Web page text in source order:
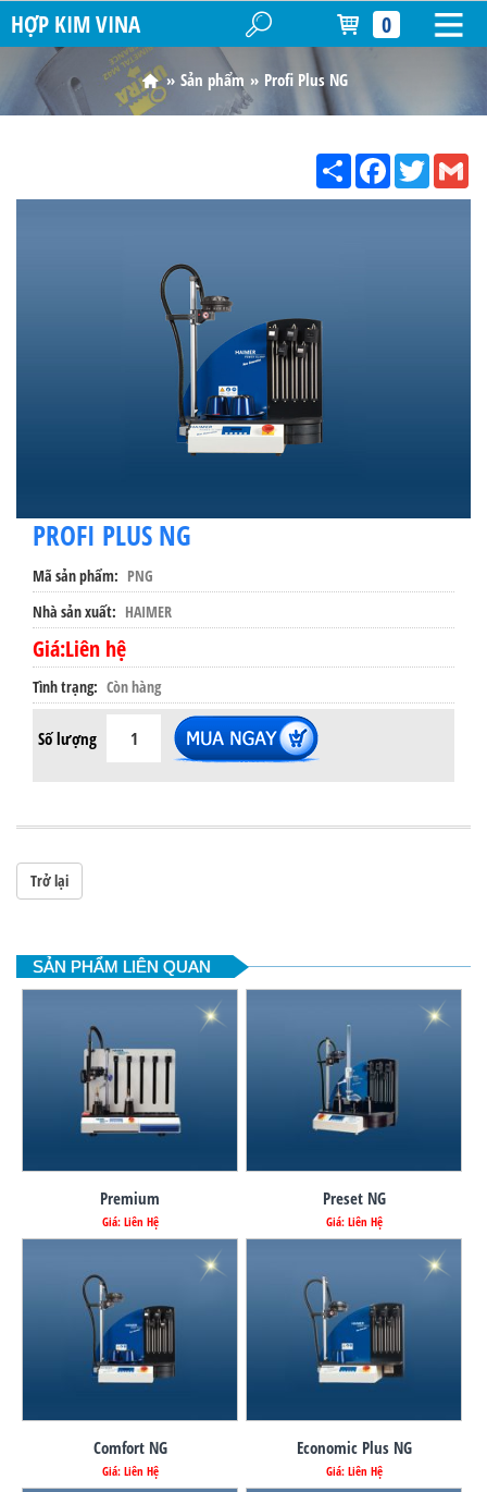
HỢP KIM VINA 0
Sản phẩm Profi Plus NG
Share FacebookTwitter
PROFI PLUS NG
Mã sản phẩm
PNG
Nhà sản xuất
HAIMER
Giá:Liên hệ
Tình trạng Còn hàng
Số lượng
Trở lại
SẢN PHẨM LIÊN QUAN
Premium
Giá: Liên Hệ
Preset NG
Giá: Liên Hệ
Comfort NG
Giá: Liên Hệ
Economic Plus NG
Giá: Liên Hệ